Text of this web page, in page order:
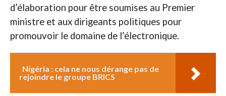
d’élaboration pour être soumises au Premier
ministre et aux dirigeants politiques pour
promouvoir le domaine de l’électronique.
Nigéria : cela ne nous dérange pas de
rejoindre le groupe BRICS